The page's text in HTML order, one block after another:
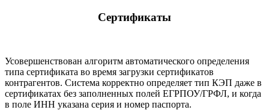
Сертификаты
Усовершенствован алгоритм автоматического определения
типа сертификата во время загрузки сертификатов
контрагентов. Система корректно определяет тип КЭП даже в
сертификатах без заполненных полей ЕГРПОУ/ГРФЛ, и когда
в поле ИНН указана серия и номер паспорта.